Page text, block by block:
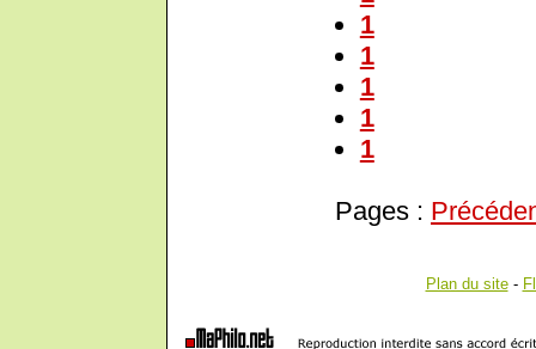
1
1
1
1
1
Pages :
Plan du site-